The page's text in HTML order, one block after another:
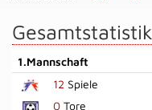
Gesamtstatistik
1.Mannschaft
12 Spiele
0 Tore